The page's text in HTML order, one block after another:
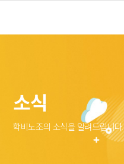
소식
학비노조의 소식을 알려드립니다.